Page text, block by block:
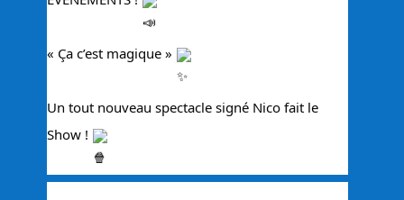
« Ça c’est magique »
Un tout nouveau spectacle signé Nico fait le
Show !